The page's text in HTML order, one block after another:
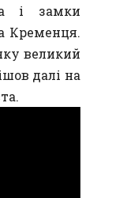
і замки
Кременця.
великий
далі на